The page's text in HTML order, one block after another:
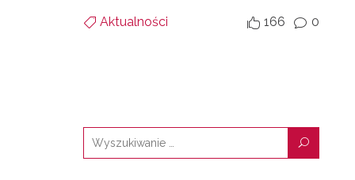
 Aktualności  166 v 0
U